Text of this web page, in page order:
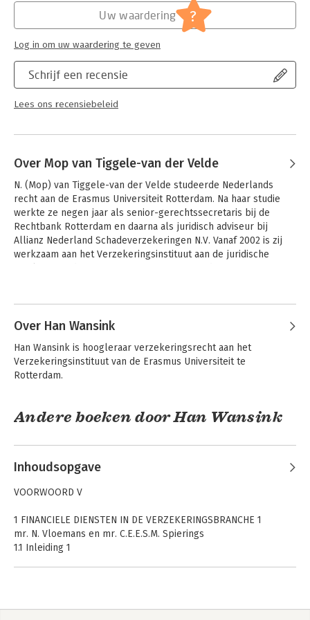
Recht en Praktijk - Verzekeringsrecht
Schrijf een recensie
Lees ons recensiebeleid
Uw waardering ?
Log in om uw waardering te geven
Over Mop van Tiggele-van der Velde
N. (Mop) van Tiggele-van der Velde studeerde Nederlands
recht aan de Erasmus Universiteit Rotterdam. Na haar studie
werkte ze negen jaar als senior-gerechtssecretaris bij de
Rechtbank Rotterdam en daarna als juridisch adviseur bij
Allianz Nederland Schadeverzekeringen N.V. Vanaf 2002 is zij
werkzaam aan het Verzekeringsinstituut aan de juridische
Asser 7-IX
Verzekering
Over Han Wansink
Han Wansink is hoogleraar verzekeringsrecht aan het
Verzekeringsinstituut van de Erasmus Universiteit te
Rotterdam.
Andere boeken door Han Wansink
Inhoudsopgave
VOORWOORD V
1 FINANCIELE DIENSTEN IN DE VERZEKERINGSBRANCHE 1
mr. N. Vloemans en mr. C.E.E.S.M. Spierings
1.1 Inleiding 1